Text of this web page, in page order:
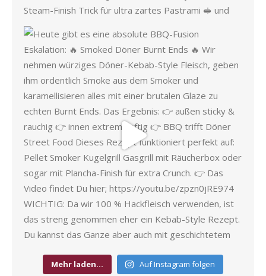
Mehr laden… Auf Instagram folgen